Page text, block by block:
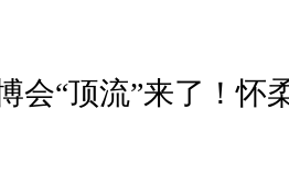
会“顶流”来了！怀